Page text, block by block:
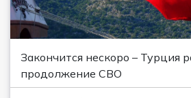
Закончится нескоро – Турция
продолжение СВО